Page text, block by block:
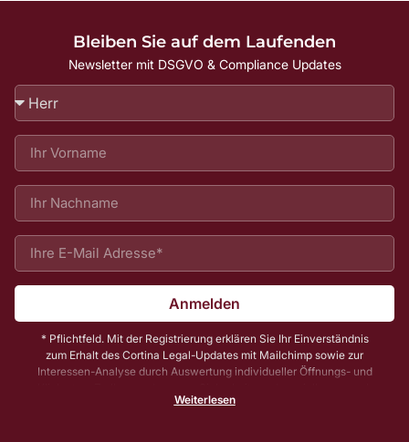
Bleiben Sie auf dem Laufenden
Newsletter mit DSGVO & Compliance Updates
Anmelden
* Pflichtfeld. Mit der Registrierung erklären Sie Ihr Einverständnis
zum Erhalt des Cortina Legal-Updates mit Mailchimp sowie zur
Interessen-Analyse durch Auswertung individueller Öffnungs- und
noch eine E-Mail mit einem Bestätigungs-Link (sog. Double-Opt-In);
Weiterlesen